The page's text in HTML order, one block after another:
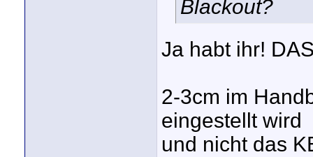
Blackout?
Ja habt ihr!
2-3cm im
eingestellt wird
und nicht das